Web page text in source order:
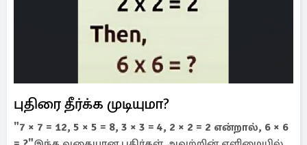
புதிரை தீர்க்க முடியுமா?
"7 × 7 = 12, 5 × 5 = 8, 3 × 3 = 4, 2 × 2 = 2 என்றால், 6 × 6